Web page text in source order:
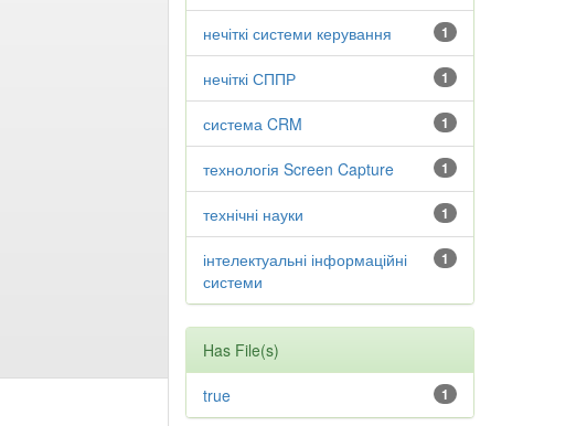
1
нечіткі системи керування
1
нечіткі СППР
1
система CRM
1
технологія Screen Capture
1
технічні науки
1
інтелектуальні інформаційні
системи
Has File(s)
1
true